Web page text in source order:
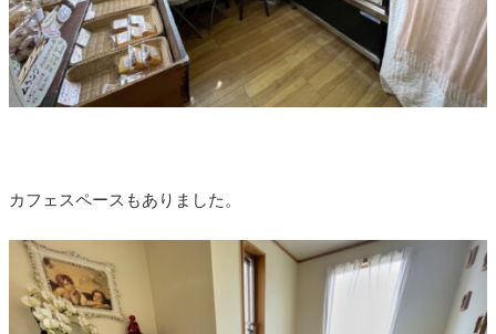
カフェスペースもありました。